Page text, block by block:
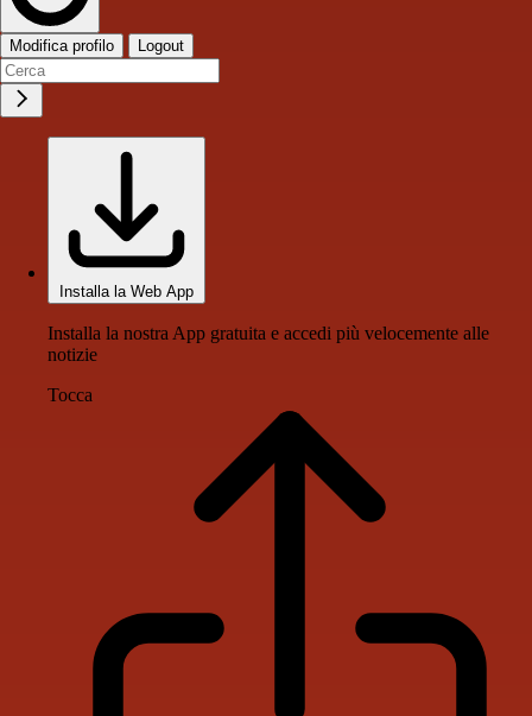
Modifica profilo Logout
Installa la Web App
Installa la nostra App gratuita e accedi più velocemente alle
notizie
Tocca